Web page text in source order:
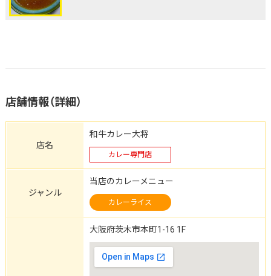
店舗情報（詳細）
店名
和牛カレー大将
カレー専門店
ジャンル
当店のカレーメニュー
カレーライス
大阪府茨木市本町1-16 1F